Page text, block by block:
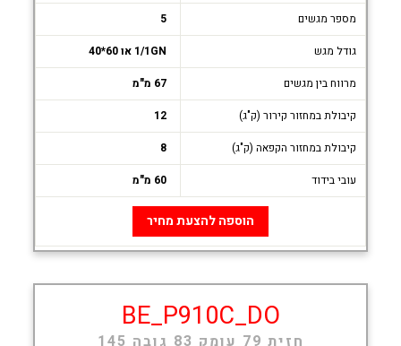
מספר מגשים
5
גודל מגש
1/1GN או 60*40
מרווח בין מגשים
67 מ"מ
קיבולת במחזור קירור (ק"ג)
12
קיבולת במחזור הקפאה (ק"ג)
8
עובי בידוד
60 מ"מ
הוספה להצעת מחיר
BE_P910C_DO